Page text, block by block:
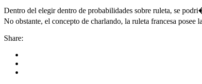
Dentro del elegir dentro de probabilidades sobre ruleta, se
No obstante, el concepto de charlando, la ruleta francesa
Share: